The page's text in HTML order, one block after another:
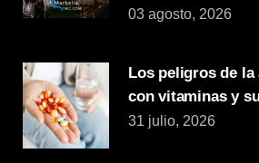
03 agosto, 2026
Los peligros de
con vitaminas y
31 julio, 2026